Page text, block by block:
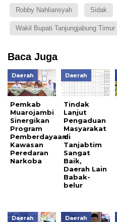
Robby Nahliansyah Sidak
Wakil Bupati Tanjungjabung Timur
Baca Juga
Daerah
Pemkab
Muarojambi
Sinergikan
Program
Pemberdayaan
Kawasan
Peredaran
Narkoba
Daerah
Tindak
Lanjut
Pengaduan
Masyarakat
di
Tanjabtim
Sangat
Baik,
Daerah Lain
Babak-
belur
Daerah Daerah